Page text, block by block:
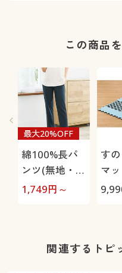
この商品
綿100%長パ
ンツ(無地・お
うちパンツ)
最大20%OFF
1,749円～
す
マ
ー
関連するトピ